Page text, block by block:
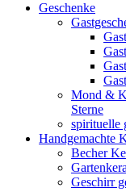
Geschenke
Mond &
Sterne
spirituelle
Handgemachte
Becher
Geschirr